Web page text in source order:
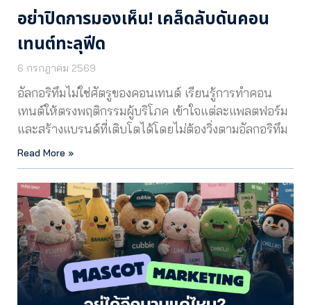
อย่าปิดการมองเห็น! เคล็ดลับดันคอน
เทนต์ทะลุฟีด
6 กรกฎาคม 2569
อัลกอริทึมไม่ใช่ศัตรูของคอนเทนต์ เรียนรู้การทำคอน
เทนต์ให้ตรงพฤติกรรมผู้บริโภค เข้าใจแต่ละแพลตฟอร์ม
และสร้างแบรนด์ที่เติบโตได้โดยไม่ต้องวิ่งตามอัลกอริทึม
Read More »